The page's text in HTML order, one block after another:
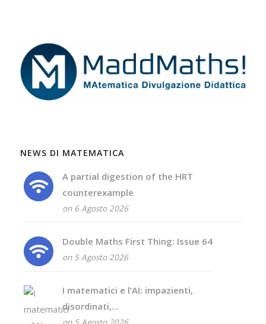
NEWS DI MATEMATICA
A partial digestion of the HRT
counterexample
on 6 Agosto 2026
Double Maths First Thing: Issue 64
on 5 Agosto 2026
I matematici e l’AI: impazienti,
disordinati,...